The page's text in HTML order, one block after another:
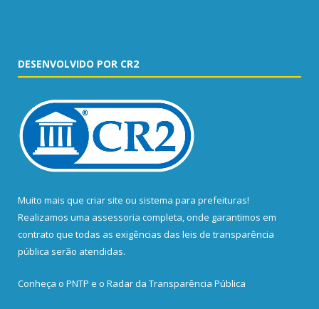
DESENVOLVIDO POR CR2
Muito mais que criar site ou sistema para prefeituras!
Realizamos uma assessoria completa, onde garantimos em
contrato que todas as exigências das leis de transparência
pública serão atendidas.
Conheça o PNTP e o Radar da Transparência Pública